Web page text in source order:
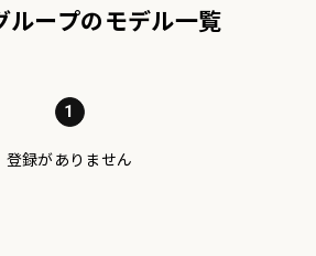
ループのモデル一覧
1
登録がありません